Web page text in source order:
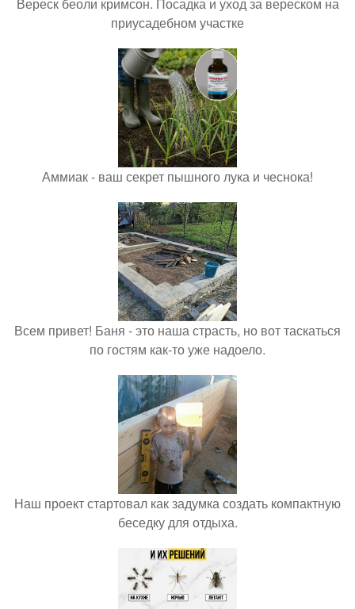
Вереск беоли кримсон. Посадка и уход за вереском на
приусадебном участке
Аммиак - ваш секрет пышного лука и чеснока!
Всем привет! Баня - это наша страсть, но вот таскаться
по гостям как-то уже надоело.
Наш проект стартовал как задумка создать компактную
беседку для отдыха.